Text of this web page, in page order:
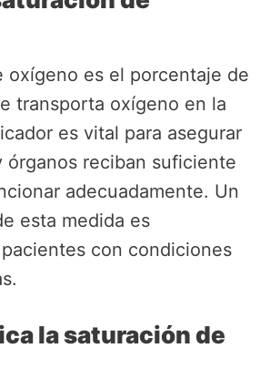
oxígeno es el porcentaje de
transporta oxígeno en la
es vital para asegurar
órganos reciban suficiente
adecuadamente. Un
esta medida es
con condiciones
la saturación de